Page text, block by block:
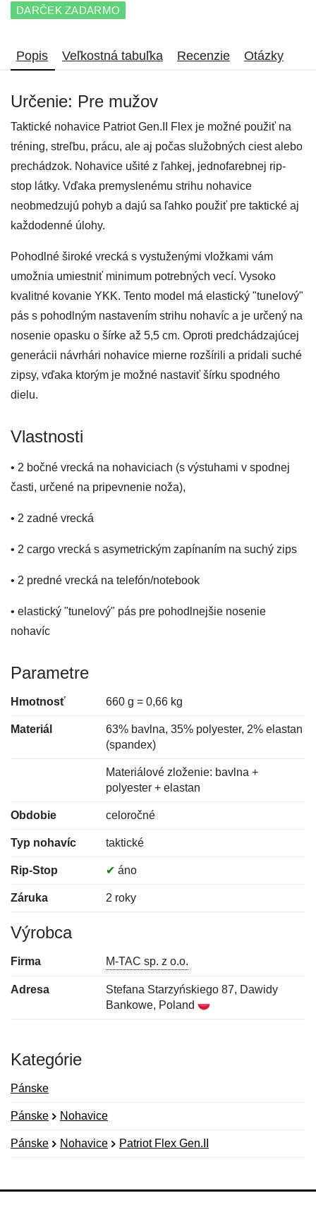
DARČEK ZADARMO
Popis Veľkostná tabuľka Recenzie Otázky
Určenie: Pre mužov
Taktické nohavice Patriot Gen.II Flex je možné použiť na
tréning, streľbu, prácu, ale aj počas služobných ciest alebo
prechádzok. Nohavice ušité z ľahkej, jednofarebnej rip-
stop látky. Vďaka premyslenému strihu nohavice
neobmedzujú pohyb a dajú sa ľahko použiť pre taktické aj
každodenné úlohy.
Pohodlné široké vrecká s vystuženými vložkami vám
umožnia umiestniť minimum potrebných vecí. Vysoko
kvalitné kovanie YKK. Tento model má elastický "tunelový"
pás s pohodlným nastavením strihu nohavíc a je určený na
nosenie opasku o šírke až 5,5 cm. Oproti predchádzajúcej
generácii návrhári nohavice mierne rozšírili a pridali suché
zipsy, vďaka ktorým je možné nastaviť šírku spodného
dielu.
Vlastnosti
• 2 bočné vrecká na nohaviciach (s výstuhami v spodnej
časti, určené na pripevnenie noža),
• 2 zadné vrecká
• 2 cargo vrecká s asymetrickým zapínaním na suchý zips
• 2 predné vrecká na telefón/notebook
• elastický "tunelový" pás pre pohodlnejšie nosenie
nohavíc
Parametre
Hmotnosť 660 g = 0,66 kg
Materiál
63% bavlna, 35% polyester, 2% elastan
(spandex)
Materiálové zloženie: bavlna +
polyester + elastan
Obdobie celoročné
Typ nohavíc taktické
Rip-Stop ✔ áno
Záruka 2 roky
Výrobca
Firma M-TAC sp. z o.o.
Adresa
Stefana Starzyńskiego 87, Dawidy
Bankowe, Poland
Kategórie
Pánske
Pánske Nohavice
Pánske Nohavice Patriot Flex Gen.II